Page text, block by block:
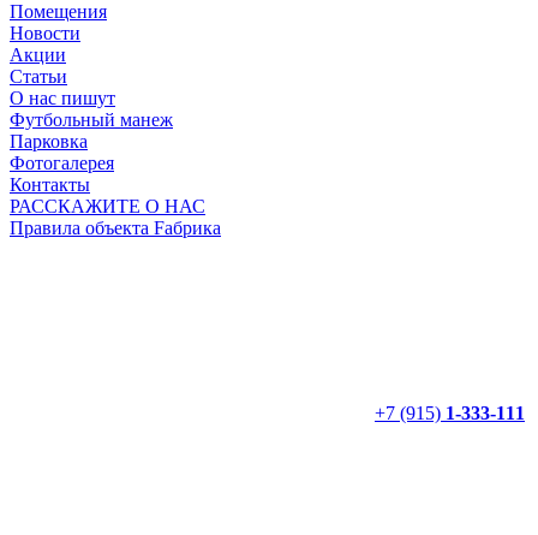
Помещения
Новости
Акции
Статьи
О нас пишут
Футбольный манеж
Парковка
Фотогалерея
Контакты
РАССКАЖИТЕ О НАС
Правила объекта Fабрика
+7 (915) 1-333-111